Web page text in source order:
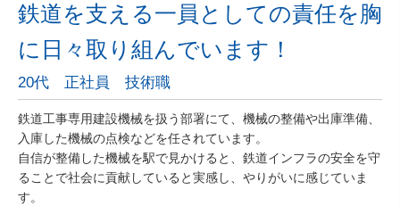
鉄道を支える一員としての責任を胸
に日々取り組んでいます！
20代 正社員 技術職
鉄道工事専用建設機械を扱う部署にて、機械の整備や出庫準備、
入庫した機械の点検などを任されています。
自信が整備した機械を駅で見かけると、鉄道インフラの安全を守
ることで社会に貢献していると実感し、やりがいに感じていま
す。